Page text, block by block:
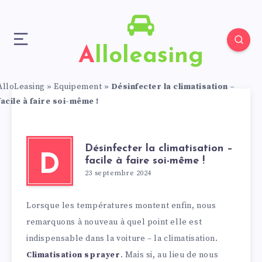
Alloleasing
» Equipement » Désinfecter la climatisation –
à faire soi-même !
D
Désinfecter la climatisation –
facile à faire soi-même !
23 septembre 2024
Lorsque les températures montent enfin, nous
remarquons à nouveau à quel point elle est
indispensable dans la voiture – la climatisation.
Climatisation sprayer. Mais si, au lieu de nous